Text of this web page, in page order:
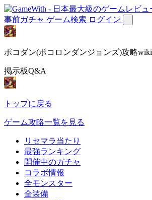
事前ガチャ ゲーム検索 ログイン
ポコダン(ポコロンダンジョンズ)攻略wiki
掲示板Q&A
トップに戻る
ゲーム攻略一覧を見る
リセマラ当たり
最強ランキング
開催中のガチャ
コラボ情報
全モンスター
全装備